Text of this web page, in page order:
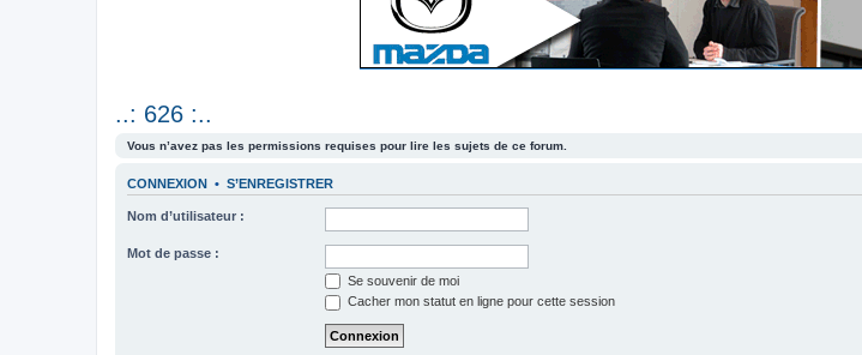
..: 626 :..
Vous n’avez pas les permissions requises pour lire les sujets de ce forum.
CONNEXION • S’ENREGISTRER
Nom d’utilisateur :
Mot de passe :
Se souvenir de moi
Cacher mon statut en ligne pour cette session